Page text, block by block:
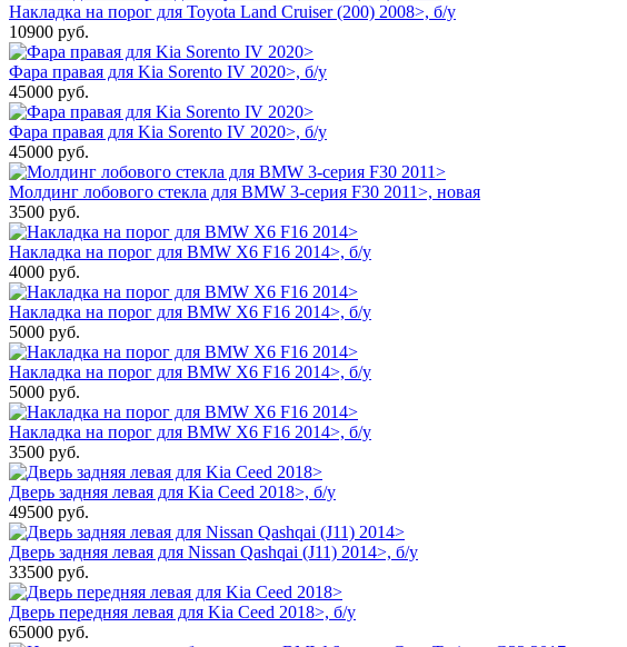
Накладка на порог для Toyota Land Cruiser (200) 2008>, б/у
10900 руб.
Фара правая для Kia Sorento IV 2020>, б/у
45000 руб.
Фара правая для Kia Sorento IV 2020>, б/у
45000 руб.
Молдинг лобового стекла для BMW 3-серия F30 2011>, новая
3500 руб.
Накладка на порог для BMW X6 F16 2014>, б/у
4000 руб.
Накладка на порог для BMW X6 F16 2014>, б/у
5000 руб.
Накладка на порог для BMW X6 F16 2014>, б/у
5000 руб.
Накладка на порог для BMW X6 F16 2014>, б/у
3500 руб.
Дверь задняя левая для Kia Ceed 2018>, б/у
49500 руб.
Дверь задняя левая для Nissan Qashqai (J11) 2014>, б/у
33500 руб.
Дверь передняя левая для Kia Ceed 2018>, б/у
65000 руб.